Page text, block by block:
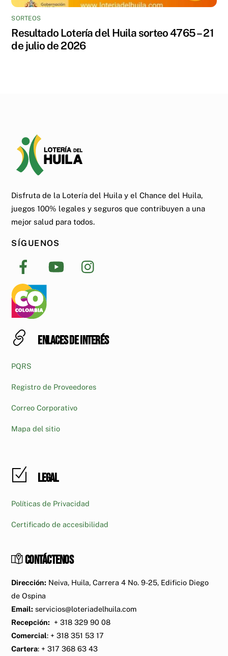
SORTEOS
Resultado Lotería del Huila sorteo 4765 – 21
de julio de 2026
Disfruta de la Lotería del Huila y el Chance del Huila,
juegos 100% legales y seguros que contribuyen a una
mejor salud para todos.
SÍGUENOS
Enlaces de interés
PQRS
Registro de Proveedores
Correo Corporativo
Mapa del sitio
Legal
Políticas de Privacidad
Certificado de accesibilidad
Contáctenos
Dirección: Neiva, Huila, Carrera 4 No. 9-25, Edificio Diego
de Ospina
Email: servicios@loteriadelhuila.com
Recepción: + 318 329 90 08
Comercial: + 318 351 53 17
Cartera: + 317 368 63 43